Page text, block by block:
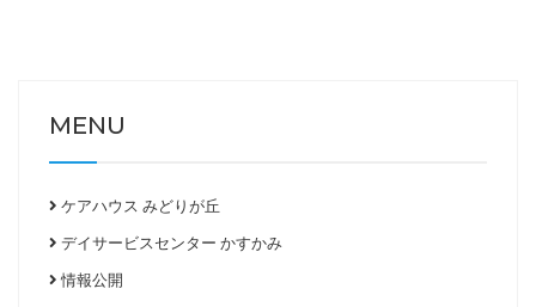
MENU
ケアハウス みどりが丘
デイサービスセンター かすかみ
情報公開